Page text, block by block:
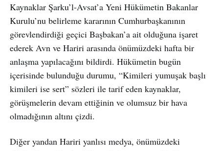
Kaynaklar Şarku’l-Avsat’a Yeni Hükümetin Bakanlar
Kurulu’nu belirleme kararının Cumhurbaşkanının
görevlendirdiği geçici Başbakan’a ait olduğuna işaret
ederek Avn ve Hariri arasında önümüzdeki hafta bir
anlaşma yapılacağını bildirdi. Hükümetin bugün
içerisinde bulunduğu durumu, “Kimileri yumuşak başlı
kimileri ise sert” sözleri ile tarif eden kaynaklar,
görüşmelerin devam ettiğinin ve olumsuz bir hava
olmadığının altını çizdi.
Diğer yandan Hariri yanlısı medya, önümüzdeki